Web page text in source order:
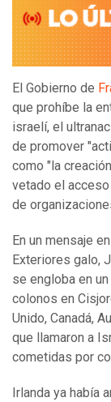
El Gobierno de
que prohíbe la
israelí, el
de promover
como "la
vetado el
de
En un mensaje
Exteriores galo,
se engloba en
colonos en
Unido, Canadá,
que llamaron a
cometidas por
Irlanda ya había